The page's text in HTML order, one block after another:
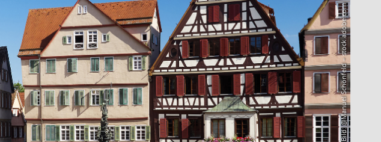
Bild: @Manuel Schönfeld – stock.adobe.com